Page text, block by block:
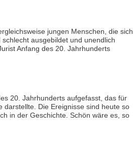
jungen Menschen, die sich
ausgebildet und unendlich
Anfang des 20. Jahrhunderts
20. Jahrhunderts aufgefasst, das für
darstellte. Die Ereignisse sind heute so
in der Geschichte. Schön wäre es, so